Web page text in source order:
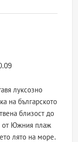
луксозно
на българското
близост до
от Южния плаж
лято на море.